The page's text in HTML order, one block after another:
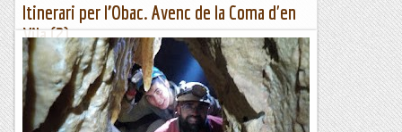
Itinerari per l’Obac. Avenc de la Coma d'en
Vila (2)
...segueix de l'apunt d'ahir... Avenc de la Coma d'en
VilaMesures AtmosfèriquesLa quantitat d'oxigen disponible,
segons veiem en el registrador, imposava una certa
prudència,...